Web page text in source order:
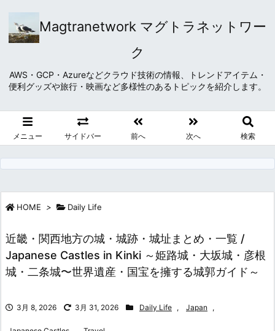
Magtranetwork マグトラネットワー
ク
AWS・GCP・Azureなどクラウド技術の情報、トレンドアイテム・
便利グッズや旅行・映画など多様性のあるトピックを紹介します。
メニュー サイドバー 前へ 次へ 検索
HOME > Daily Life
近畿・関西地方の城・城跡・城址まとめ・一覧 /
Japanese Castles in Kinki ～姫路城・大坂城・彦根
城・二条城〜世界遺産・国宝を擁する城郭ガイド～
3月 8, 2026 3月 31, 2026 Daily Life , Japan ,